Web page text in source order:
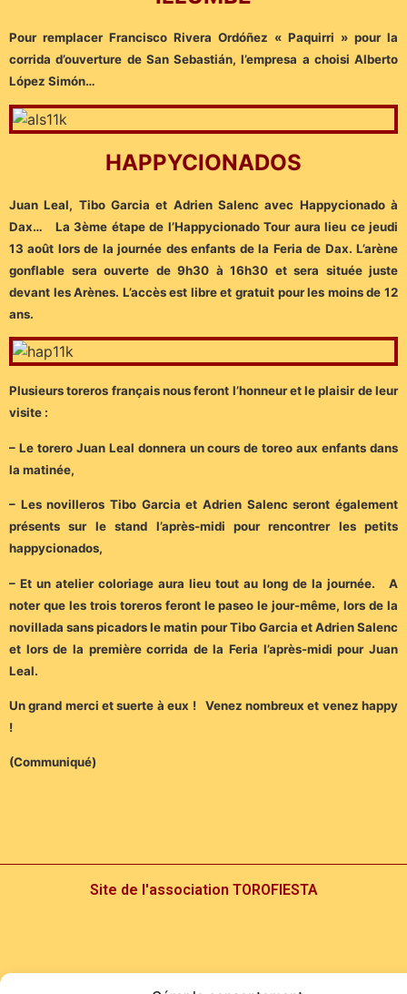
Pour remplacer Francisco Rivera Ordóñez « Paquirri » pour la
corrida d’ouverture de San Sebastián, l’empresa a choisi Alberto
López Simón…
HAPPYCIONADOS
Juan Leal, Tibo Garcia et Adrien Salenc avec Happycionado à
Dax… La 3ème étape de l’Happycionado Tour aura lieu ce jeudi
13 août lors de la journée des enfants de la Feria de Dax. L’arène
gonflable sera ouverte de 9h30 à 16h30 et sera située juste
devant les Arènes. L’accès est libre et gratuit pour les moins de 12
ans.
Plusieurs toreros français nous feront l’honneur et le plaisir de leur
visite :
– Le torero Juan Leal donnera un cours de toreo aux enfants dans
la matinée,
– Les novilleros Tibo Garcia et Adrien Salenc seront également
présents sur le stand l’après-midi pour rencontrer les petits
happycionados,
– Et un atelier coloriage aura lieu tout au long de la journée. A
noter que les trois toreros feront le paseo le jour-même, lors de la
novillada sans picadors le matin pour Tibo Garcia et Adrien Salenc
et lors de la première corrida de la Feria l’après-midi pour Juan
Leal.
Un grand merci et suerte à eux ! Venez nombreux et venez happy
!
(Communiqué)
Site de l'association TOROFIESTA